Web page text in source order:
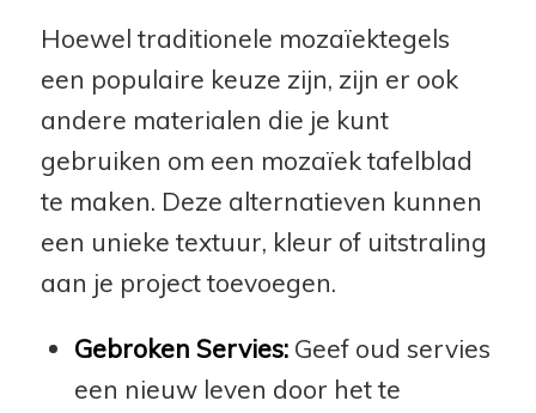
Hoewel traditionele mozaïektegels
een populaire keuze zijn, zijn er ook
andere materialen die je kunt
gebruiken om een mozaïek tafelblad
te maken. Deze alternatieven kunnen
een unieke textuur, kleur of uitstraling
aan je project toevoegen.
Gebroken Servies:Geef oud servies
een nieuw leven door het te